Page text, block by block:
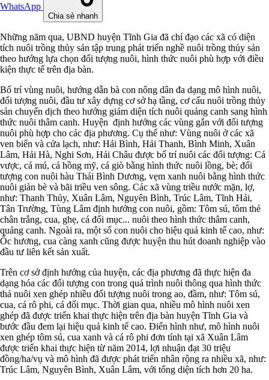
WhatsApp
Chia sẻ nhanh
Những năm qua, UBND huyện Tĩnh Gia đã chỉ đạo các xã có diện
tích nuôi trồng thủy sản tập trung phát triển nghề nuôi trồng thủy sản
theo hướng lựa chọn đối tượng nuôi, hình thức nuôi phù hợp với điều
kiện thực tế trên địa bàn.
Bố trí vùng nuôi, hướng dẫn bà con nông dân đa dạng mô hình nuôi,
đối tượng nuôi, đầu tư xây dựng cơ sở hạ tầng, cơ cấu nuôi trồng thủy
sản chuyển dịch theo hướng giảm diện tích nuôi quảng canh sang hình
thức nuôi thâm canh. Huyện định hướng các vùng gắn với đối tượng
nuôi phù hợp cho các địa phương. Cụ thể như: Vùng nuôi ở các xã
ven biển và cửa lạch, như: Hải Bình, Hải Thanh, Bình Minh, Xuân
Lâm, Hải Hà, Nghi Sơn, Hải Châu được bố trí nuôi các đối tượng: Cá
vược, cá mú, cá hồng mỹ, cá giò bằng hình thức nuôi lồng, bè; đối
tượng con nuôi hàu Thái Bình Dương, vẹm xanh nuôi bằng hình thức
nuôi giàn bè và bãi triều ven sông. Các xã vùng triều nước mặn, lợ,
như: Thanh Thủy, Xuân Lâm, Nguyên Bình, Trúc Lâm, Tĩnh Hải,
Tân Trường, Tùng Lâm định hướng con nuôi, gồm: Tôm sú, tôm thẻ
chân trắng, cua, ghẹ, cá đối mục... nuôi theo hình thức thâm canh,
quảng canh. Ngoài ra, một số con nuôi cho hiệu quả kinh tế cao, như:
Ốc hương, cua càng xanh cũng được huyện thu hút doanh nghiệp vào
đầu tư liên kết sản xuất.
Trên cơ sở định hướng của huyện, các địa phương đã thực hiện đa
dạng hóa các đối tượng con trong quá trình nuôi thông qua hình thức
thả nuôi xen ghép nhiều đối tượng nuôi trong ao, đầm, như: Tôm sú,
cua, cá rô phi, cá đối mục. Thời gian qua, nhiều mô hình nuôi xen
ghép đã được triển khai thực hiện trên địa bàn huyện Tĩnh Gia và
bước đầu đem lại hiệu quả kinh tế cao. Điển hình như, mô hình nuôi
xen ghép tôm sú, cua xanh và cá rô phi đơn tính tại xã Xuân Lâm
được triển khai thực hiện từ năm 2014, lợi nhuận đạt 30 triệu
đồng/ha/vụ và mô hình đã được phát triển nhân rộng ra nhiều xã, như:
Trúc Lâm, Nguyên Bình, Xuân Lâm, với tổng diện tích hơn 20 ha.